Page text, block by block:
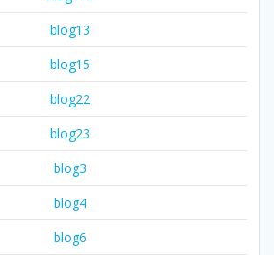
blog13
blog15
blog22
blog23
blog3
blog4
blog6